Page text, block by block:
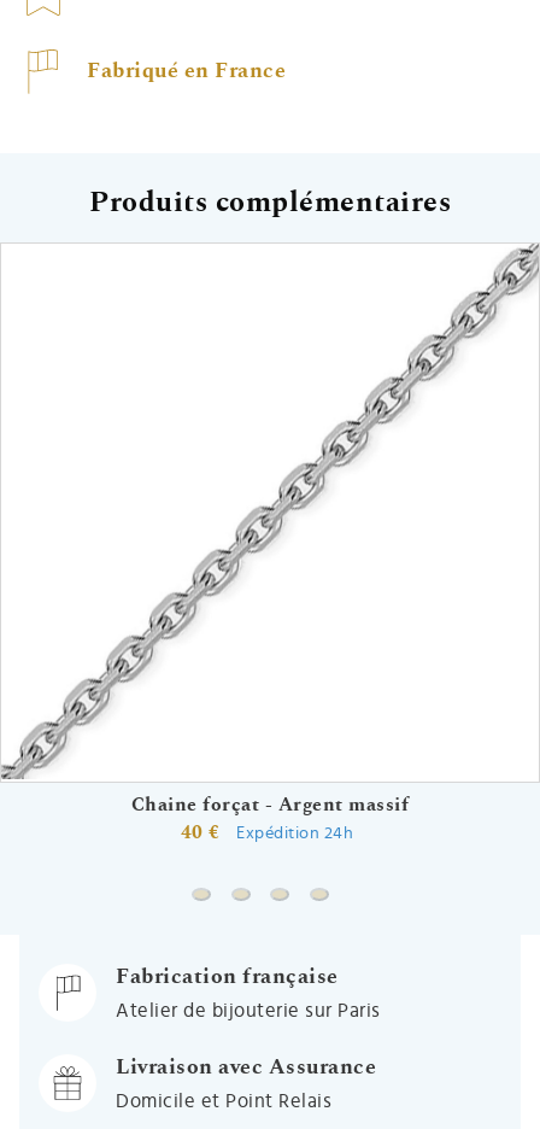
Fabriqué en France
Produits complémentaires
Chaine forçat - Argent massif
40 €
Expédition 24h
Fabrication française
Atelier de bijouterie sur Paris
Livraison avec Assurance
Domicile et Point Relais